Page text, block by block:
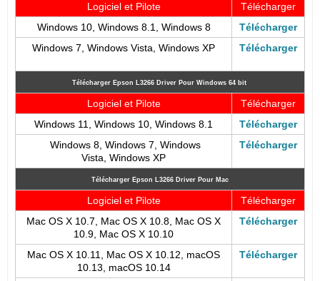
Logiciel et Pilote
Télécharger
Windows 10, Windows 8.1, Windows 8
Télécharger
Windows 7, Windows Vista, Windows XP Télécharger
Télécharger Epson L3266 Driver Pour Windows 64 bit
Logiciel et Pilote
Télécharger
Windows 11, Windows 10, Windows 8.1
Télécharger
Windows 8, Windows 7, Windows
Vista, Windows XP
Télécharger
Télécharger Epson L3266 Driver Pour Mac
Logiciel et Pilote
Télécharger
Mac OS X 10.7, Mac OS X 10.8, Mac OS X
10.9, Mac OS X 10.10
Télécharger
Mac OS X 10.11, Mac OS X 10.12, macOS
10.13, macOS 10.14
Télécharger